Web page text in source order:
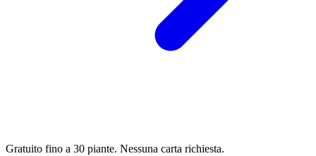
Gratuito fino a 30 piante. Nessuna carta richiesta.